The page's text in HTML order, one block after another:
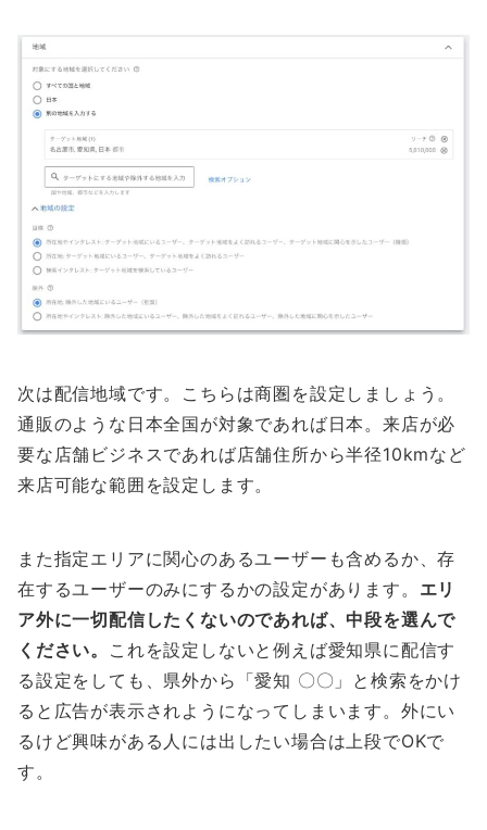
次は配信地域です。こちらは商圏を設定しましょう。
通販のような日本全国が対象であれば日本。来店が必
要な店舗ビジネスであれば店舗住所から半径10kmなど
来店可能な範囲を設定します。
また指定エリアに関心のあるユーザーも含めるか、存
在するユーザーのみにするかの設定があります。 エリ
ア外に一切配信したくないのであれば、中段を選んで
ください。 これを設定しないと例えば愛知県に配信す
る設定をしても、県外から「愛知 〇〇」と検索をかけ
ると広告が表示されようになってしまいます。外にい
るけど興味がある人には出したい場合は上段でOKで
す。